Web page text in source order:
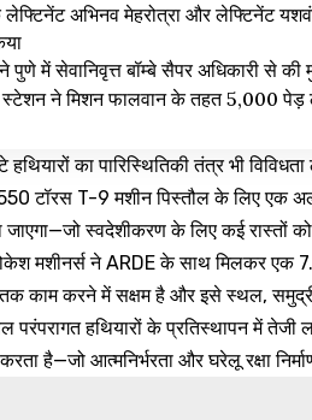
लेफ्टिनेंट अभिनव मेहरोत्रा और लेफ्टिनेंट
पुणे में सेवानिवृत्त बॉम्बे सैपर अधिकारी से की
स्टेशन ने मिशन फालवान के तहत 5,000 पेड़
हथियारों का पारिस्थितिकी तंत्र भी
टॉरस T-9 मशीन पिस्तौल के लिए एक
जाएगा—जो स्वदेशीकरण के लिए कई रास्तों
मशीनर्स ने ARDE के साथ मिलकर एक
काम करने में सक्षम है और इसे स्थल,
हथियारों के प्रतिस्थापन में तेजी
है—जो आत्मनिर्भरता और घरेलू रक्षा